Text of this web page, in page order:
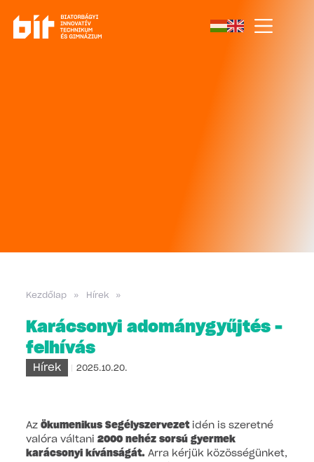
Kezdőlap » Hírek »
Karácsonyi adománygyűjtés –
felhívás
Hírek 2025.10.20.
Az Ökumenikus Segélyszervezetidén is szeretné
valóra váltani 2000 nehéz sorsú gyermek
karácsonyi kívánságát. Arra kérjük közösségünket,